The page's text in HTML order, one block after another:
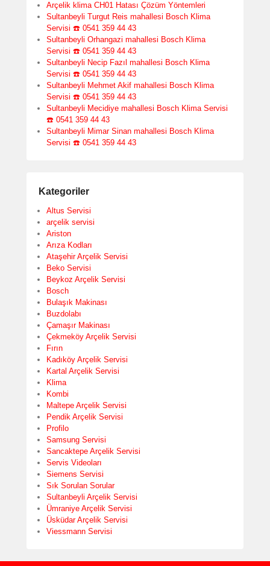
Arçelik klima CH01 Hatası Çözüm Yöntemleri
Sultanbeyli Turgut Reis mahallesi Bosch Klima
Servisi ☎️ 0541 359 44 43
Sultanbeyli Orhangazi mahallesi Bosch Klima
Servisi ☎️ 0541 359 44 43
Sultanbeyli Necip Fazıl mahallesi Bosch Klima
Servisi ☎️ 0541 359 44 43
Sultanbeyli Mehmet Akif mahallesi Bosch Klima
Servisi ☎️ 0541 359 44 43
Sultanbeyli Mecidiye mahallesi Bosch Klima Servisi
☎️ 0541 359 44 43
Sultanbeyli Mimar Sinan mahallesi Bosch Klima
Servisi ☎️ 0541 359 44 43
Kategoriler
Altus Servisi
arçelik servisi
Ariston
Arıza Kodları
Ataşehir Arçelik Servisi
Beko Servisi
Beykoz Arçelik Servisi
Bosch
Bulaşık Makinası
Buzdolabı
Çamaşır Makinası
Çekmeköy Arçelik Servisi
Fırın
Kadıköy Arçelik Servisi
Kartal Arçelik Servisi
Klima
Kombi
Maltepe Arçelik Servisi
Pendik Arçelik Servisi
Profilo
Samsung Servisi
Sancaktepe Arçelik Servisi
Servis Videoları
Siemens Servisi
Sık Sorulan Sorular
Sultanbeyli Arçelik Servisi
Ümraniye Arçelik Servisi
Üsküdar Arçelik Servisi
Viessmann Servisi